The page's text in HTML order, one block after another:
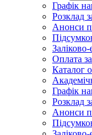
Графік
Розклад
Анонси
Заліково-
Оплата
Каталог
Графік
Розклад
Анонси